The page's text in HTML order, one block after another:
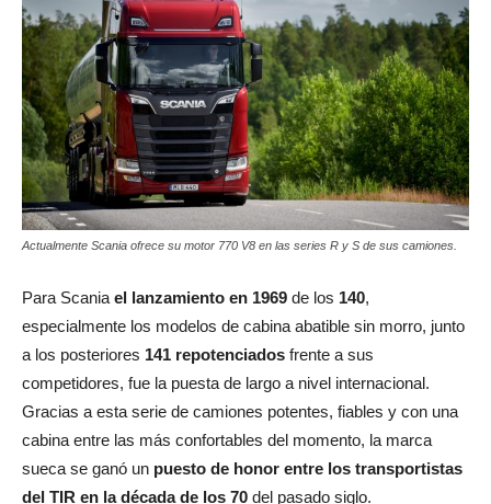
Actualmente Scania ofrece su motor 770 V8 en las series R y S de sus camiones.
Para Scania el lanzamiento en 1969 de los 140,
especialmente los modelos de cabina abatible sin morro, junto
a los posteriores 141 repotenciados frente a sus
competidores, fue la puesta de largo a nivel internacional.
Gracias a esta serie de camiones potentes, fiables y con una
cabina entre las más confortables del momento, la marca
sueca se ganó un puesto de honor entre los transportistas
del TIR en la década de los 70 del pasado siglo.